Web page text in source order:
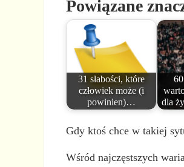
Powiązane
31 słabości, które
człowiek może (i
powinien)…
dla
Gdy ktoś chce w takiej
Wśród najczęstszych